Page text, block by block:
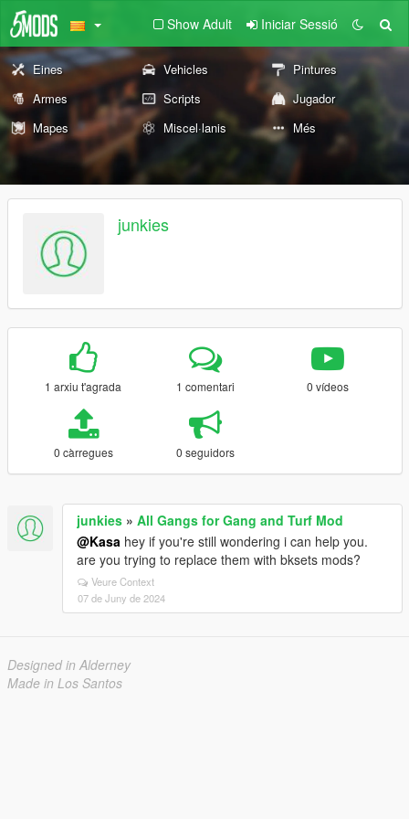
Show Adult Iniciar Sessió
Eines Vehicles
Pintures
Armes
Scripts
Jugador
Mapes
Miscel·lanis Més
junkies
1 arxiu t'agrada 1 comentari 0 vídeos
0 càrregues 0 seguidors
junkies » All Gangs for Gang and Turf Mod
@Kasa hey if you're still wondering i can help you.
are you trying to replace them with bksets mods?
Veure Context
07 de Juny de 2024
Designed in Alderney
Made in Los Santos